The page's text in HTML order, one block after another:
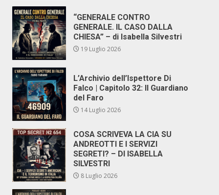
“GENERALE CONTRO
GENERALE. IL CASO DALLA
CHIESA” – di Isabella Silvestri
19 Luglio 2026
L’Archivio dell’Ispettore Di
Falco | Capitolo 32: Il Guardiano
del Faro
14 Luglio 2026
COSA SCRIVEVA LA CIA SU
ANDREOTTI E I SERVIZI
SEGRETI? – DI ISABELLA
SILVESTRI
8 Luglio 2026